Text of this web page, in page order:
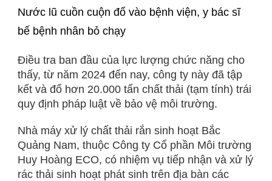
Nước lũ cuồn cuộn đổ vào bệnh viện, y bác sĩ
bế bệnh nhân bỏ chạy
Điều tra ban đầu của lực lượng chức năng cho
thấy, từ năm 2024 đến nay, công ty này đã tập
kết và đổ hơn 20.000 tấn chất thải (tạm tính) trái
quy định pháp luật về bảo vệ môi trường.
Nhà máy xử lý chất thải rắn sinh hoạt Bắc
Quảng Nam, thuộc Công ty Cổ phần Môi trường
Huy Hoàng ECO, có nhiệm vụ tiếp nhận và xử lý
rác thải sinh hoạt phát sinh trên địa bàn các